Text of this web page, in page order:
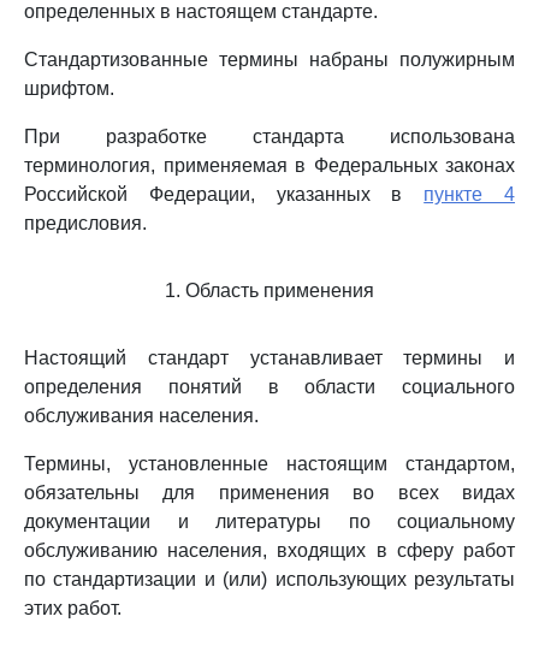
определенных в настоящем стандарте.
Стандартизованные термины набраны полужирным
шрифтом.
При разработке стандарта использована
терминология, применяемая в Федеральных законах
Российской Федерации, указанных в пункте 4
предисловия.
1. Область применения
Настоящий стандарт устанавливает термины и
определения понятий в области социального
обслуживания населения.
Термины, установленные настоящим стандартом,
обязательны для применения во всех видах
документации и литературы по социальному
обслуживанию населения, входящих в сферу работ
по стандартизации и (или) использующих результаты
этих работ.